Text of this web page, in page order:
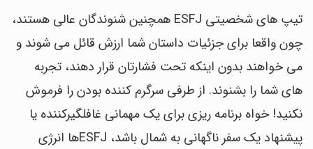
تیپ های شخصیتی ESFJ همچنین شنوندگان عالی هستند،
چون واقعا برای جزئیات داستان شما ارزش قائل می شوند و
می خواهند بدون اینکه تحت فشارتان قرار دهند، تجربه
های شما را بشنوند. از طرفی سرگرم کننده بودن را فرموش
نکنید! خواه برنامه ریزی برای یک مهمانی غافلگیرکننده یا
پیشنهاد یک سفر ناگهانی به شمال باشد، ESFJها انرژی